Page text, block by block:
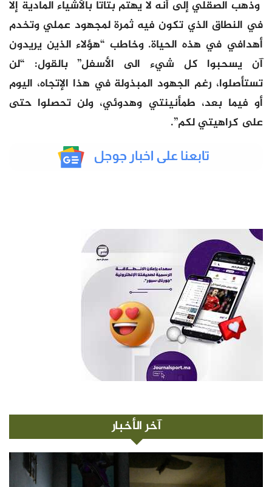
وذهب الصقلي إلى أنه لا يهتم بتاتا بالأشياء المادية إلا
في النطاق الذي تكون فيه ثمرة لمجهود عملي وتخدم
أهدافي في هذه الحياة. وخاطب “هؤلاء الذين يريدون
آن يسحبوا كل شيء الى الأسفل” بالقول: “لن
تستأصلوا، رغم الجهود المبذولة في هذا الإتجاه، اليوم
أو فيما بعد، طمأنينتي وهدوئي، ولن تحصلوا حتى
على كراهيتي لكم”.
آخر الأخبار